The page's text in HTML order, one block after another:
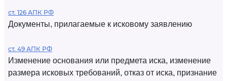
ст. 126 АПК РФ
Документы, прилагаемые к исковому заявлению
ст. 49 АПК РФ
Изменение основания или предмета иска, изменение
размера исковых требований, отказ от иска, признание